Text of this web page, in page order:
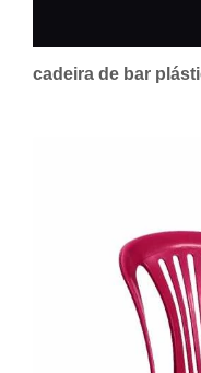
cadeira de bar